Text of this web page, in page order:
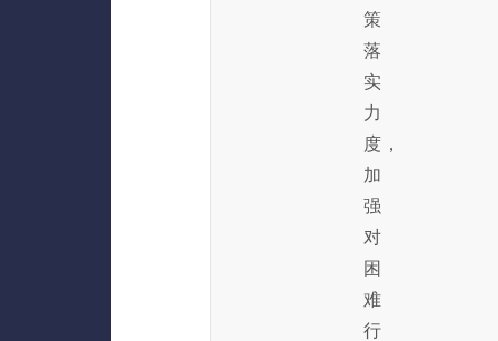
策
落
实
力
度，
加
强
对
困
难
行